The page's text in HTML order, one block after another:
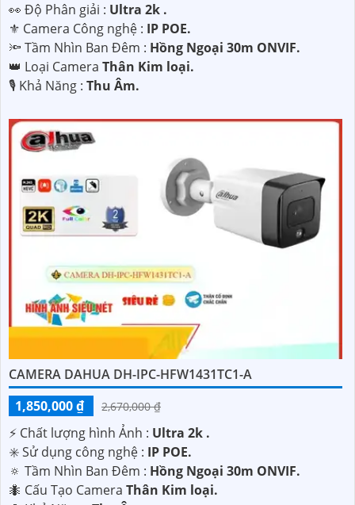
️👀 Độ Phân giải : Ultra 2k .
⚜️ Camera Công nghệ : IP POE.
🔦 Tầm Nhìn Ban Đêm : Hồng Ngoại 30m ONVIF.
👑 Loại Camera Thân Kim loại.
️🎙 Khả Năng : Thu Âm.
CAMERA DAHUA DH-IPC-HFW1431TC1-A
1,850,000 ₫
2,670,000 ₫
️⚡ Chất lượng hình Ảnh : Ultra 2k .
✳️ Sử dụng công nghệ : IP POE.
🔅 Tầm Nhìn Ban Đêm : Hồng Ngoại 30m ONVIF.
🐜 Cấu Tạo Camera Thân Kim loại.